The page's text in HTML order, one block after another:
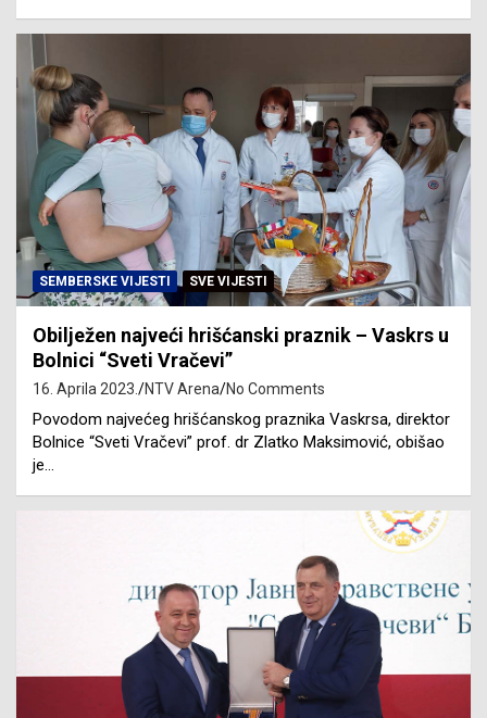
SEMBERSKE VIJESTI SVE VIJESTI
Obilježen najveći hrišćanski praznik – Vaskrs u
Bolnici “Sveti Vračevi”
16. Aprila 2023. NTV Arena No Comments
Povodom najvećeg hrišćanskog praznika Vaskrsa, direktor
Bolnice “Sveti Vračevi” prof. dr Zlatko Maksimović, obišao
je…